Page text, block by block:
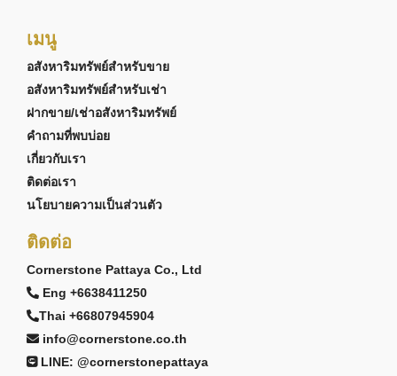
เมนู
อสังหาริมทรัพย์สำหรับขาย
อสังหาริมทรัพย์สำหรับเช่า
ฝากขาย/เช่าอสังหาริมทรัพย์
คำถามที่พบบ่อย
เกี่ยวกับเรา
ติดต่อเรา
นโยบายความเป็นส่วนตัว
ติดต่อ
Cornerstone Pattaya Co., Ltd
Eng +6638411250
Thai +66807945904
info@cornerstone.co.th
LINE: @cornerstonepattaya